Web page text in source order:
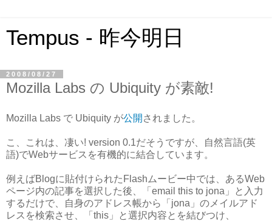
Tempus - 昨今明日
2008/08/27
Mozilla Labs の Ubiquity が素敵!
Mozilla Labs で Ubiquity が公開 されました。
こ、これは、凄い! version 0.1だそうですが、自然言語(英
語)でWebサービスを有機的に結合しています。
例えばBlogに貼付けられたFlashムービー中では、あるWeb
ページ内の記事を選択した後、「email this to jona」と入力
するだけで、自身のアドレス帳から「jona」のメイルアド
レスを検索させ、「this」と選択内容とを結びつけ、